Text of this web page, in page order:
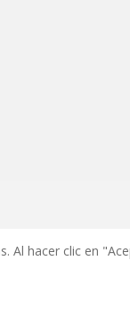
hacer clic en